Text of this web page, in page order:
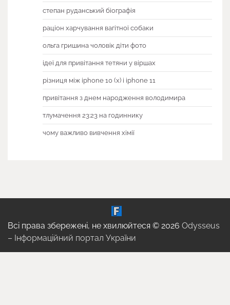
степан руданський біографія
раціон харчування вагітної собаки
ольга гришина чоловік діти фото
ідеї для привітання тетяни у віршах
різниця між iphone 10 (x) і iphone 11
привітання з днем народження володимира
тлумачення 23:23 на годиннику
чому важливо вивчення хімії
Всі права збережені, не хвилюйтеся © 2026 Odysseus
– Інформаційний портал України